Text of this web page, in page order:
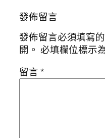
發佈留言
發佈留言必須填寫
開。 必填欄位標示
留言*